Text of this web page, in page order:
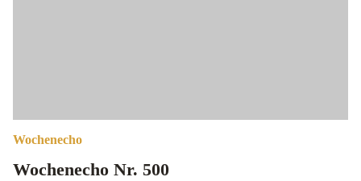
Wochenecho
Wochenecho Nr. 500